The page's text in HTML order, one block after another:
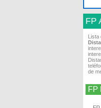
FP
Lista
de
FP